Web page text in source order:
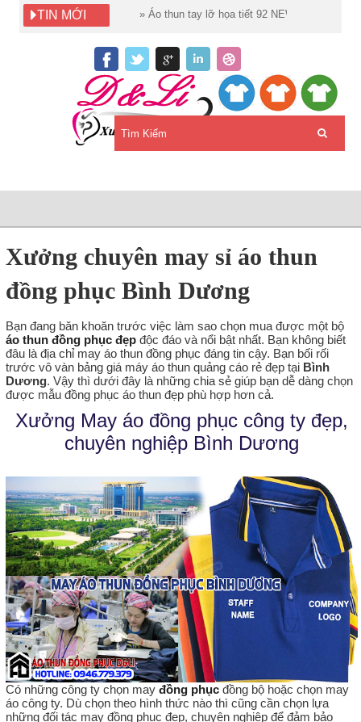
TIN MỚI
»Áo thun tay lỡ họa tiết 92 NEW YORK Unisex
Xưởng chuyên may sỉ áo thun
đồng phục Bình Dương
Bạn đang băn khoăn trước việc làm sao chọn mua được một bộ
áo thun đồng phục đẹp độc đáo và nổi bật nhất. Bạn không biết
đâu là địa chỉ may áo thun đồng phục đáng tin cậy. Bạn bối rối
trước vô vàn bảng giá máy áo thun quảng cáo rẻ đẹp tại Bình
Dương. Vậy thì dưới đây là những chia sẻ giúp bạn dễ dàng chọn
được mẫu đồng phục áo thun đẹp phù hợp hơn cả.
Xưởng May áo đồng phục công ty đẹp,
chuyên nghiệp Bình Dương
Có những công ty chọn may đồng phục đồng bộ hoặc chọn may
áo công ty. Dù chọn theo hình thức nào thì cũng cần chọn lựa
những đối tác may đồng phục đẹp, chuyên nghiệp để đảm bảo